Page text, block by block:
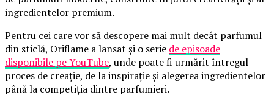
ingredientelor premium.
Pentru cei care vor să descopere mai mult decât parfumul
din sticlă, Oriflame a lansat și o serie de episoade
disponibile pe YouTube, unde poate fi urmărit întregul
proces de creație, de la inspirație și alegerea ingredientelor
până la competiția dintre parfumieri.